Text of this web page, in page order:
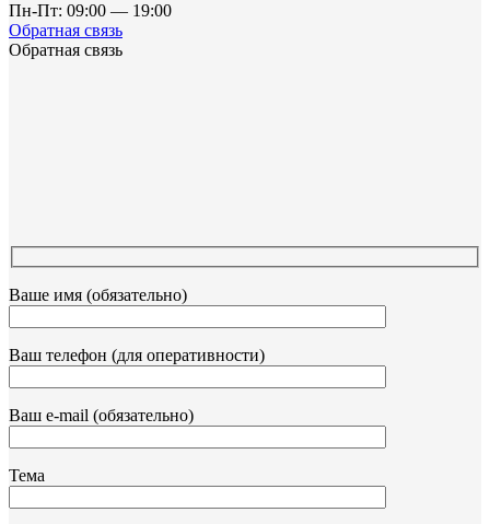
Пн-Пт: 09:00 — 19:00
Обратная связь
Обратная связь
Ваше имя (обязательно)
Ваш телефон (для оперативности)
Ваш e-mail (обязательно)
Тема